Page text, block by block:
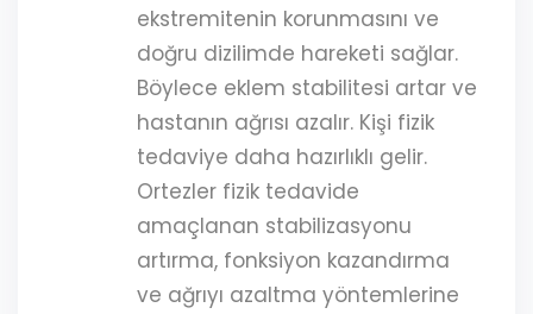
ekstremitenin korunmasını ve
doğru dizilimde hareketi sağlar.
Böylece eklem stabilitesi artar ve
hastanın ağrısı azalır. Kişi fizik
tedaviye daha hazırlıklı gelir.
Ortezler fizik tedavide
amaçlanan stabilizasyonu
artırma, fonksiyon kazandırma
ve ağrıyı azaltma yöntemlerine